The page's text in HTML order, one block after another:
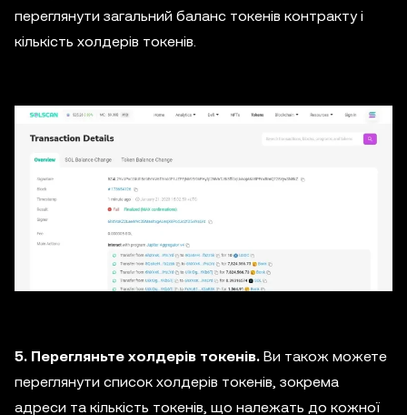
переглянути загальний баланс токенів контракту і
кількість холдерів токенів.
5. Перегляньте холдерів токенів. Ви також можете
переглянути список холдерів токенів, зокрема
адреси та кількість токенів, що належать до кожної